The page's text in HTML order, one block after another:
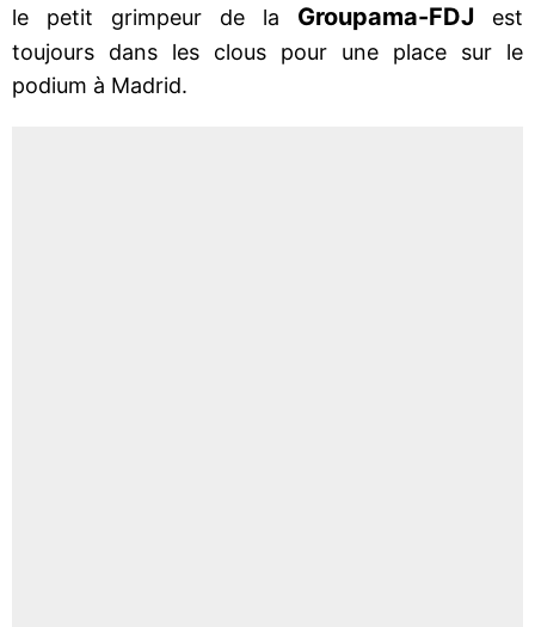
le petit grimpeur de la Groupama-FDJ est
toujours dans les clous pour une place sur le
podium à Madrid.